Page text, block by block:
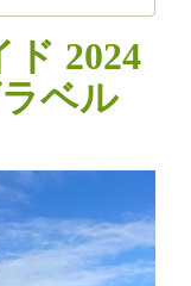
2024
ベル